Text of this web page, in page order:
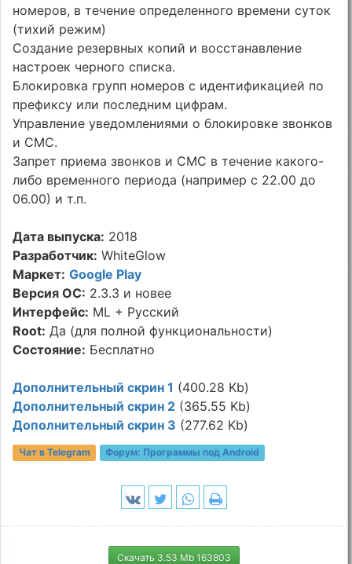
номеров, в течение определенного времени суток
(тихий режим)
Создание резервных копий и восстанавление
настроек черного списка.
Блокировка групп номеров с идентификацией по
префиксу или последним цифрам.
Управление уведомлениями о блокировке звонков
и СМС.
Запрет приема звонков и СМС в течение какого-
либо временного периода (например с 22.00 до
06.00) и т.п.
Дата выпуска: 2018
Разработчик: WhiteGlow
Маркет: Google Play
Версия ОС: 2.3.3 и новее
Интерфейс: ML + Русский
Root: Да (для полной функциональности)
Состояние: Бесплатно
Дополнительный скрин 1 (400.28 Kb)
Дополнительный скрин 2 (365.55 Kb)
Дополнительный скрин 3 (277.62 Kb)
Чат в Telegram Форум: Программы под Android
Скачать 3.53 Mb 163803